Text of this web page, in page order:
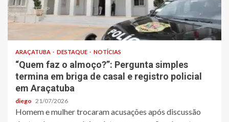
ARAÇATUBA DESTAQUE NOTÍCIAS
“Quem faz o almoço?”: Pergunta simples
termina em briga de casal e registro policial
em Araçatuba
diego 21/07/2026
Homem e mulher trocaram acusações após discussão